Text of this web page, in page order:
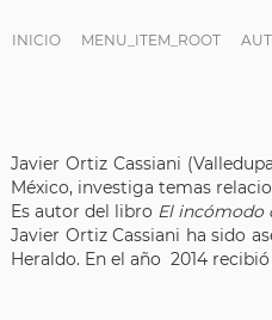
INICIO MENU_ITEM_ROOT
Javier Ortiz Cassiani
México, investiga temas
Es autor del libro El incómodo
Javier Ortiz Cassiani ha sido
Heraldo. En el año 2014